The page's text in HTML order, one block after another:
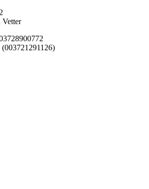
Vetter
(003721291126)